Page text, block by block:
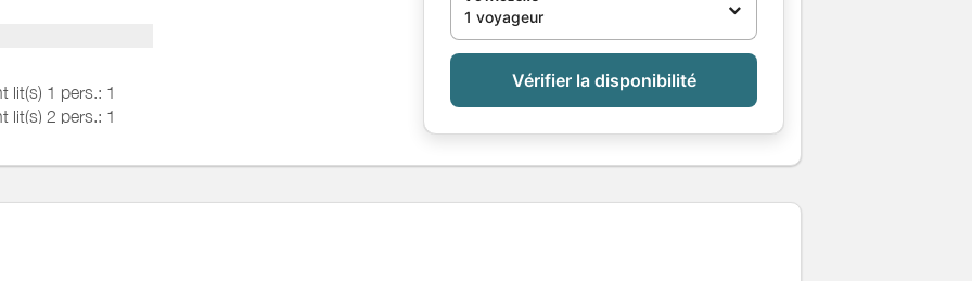
avec baignoire,
lit(s) 1 pers.: 1
lit(s) 2 pers.: 1
1 voyageur
Vérifier la disponibilité